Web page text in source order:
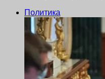
Политика